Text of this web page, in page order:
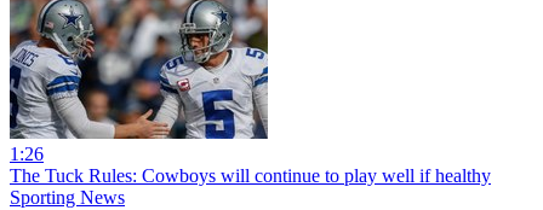
1:26
The Tuck Rules: Cowboys will continue to play well if healthy
Sporting News